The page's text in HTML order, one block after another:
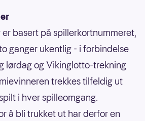
basert på spillerkortnummeret,
ganger ukentlig - i forbindelse
lørdag og Vikinglotto-trekning
trekkes tilfeldig ut
i hver spilleomgang.
å bli trukket ut har derfor en